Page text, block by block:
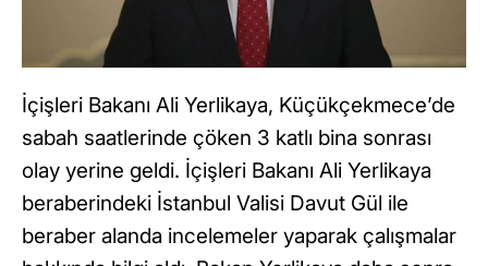
İçişleri Bakanı Ali Yerlikaya, Küçükçekmece’de
sabah saatlerinde çöken 3 katlı bina sonrası
olay yerine geldi. İçişleri Bakanı Ali Yerlikaya
beraberindeki İstanbul Valisi Davut Gül ile
beraber alanda incelemeler yaparak çalışmalar